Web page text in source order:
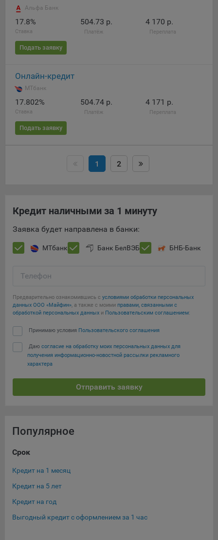
Альфа Банк
17.8%
Ставка
504.73 р.
Платёж
4 170 р.
Переплата
Подать заявку
Онлайн-кредит
МТбанк
17.802%
Ставка
504.74 р.
Платёж
4 171 р.
Переплата
Подать заявку
1 2
Кредит наличными за 1 минуту
Заявка будет направлена в банки:
МТбанк Банк БелВЭБ БНБ-Банк
Телефон
Предварительно ознакомившись с условиями обработки персональных
данных ООО «Майфин», а также с моими правами, связанными с
обработкой персональных данных и Пользовательским соглашением:
Принимаю условия Пользовательского соглашения
Даю согласие на обработку моих персональных данных для
получения информационно-новостной рассылки рекламного
характера
Отправить заявку
Популярное
Срок
Кредит на 1 месяц
Кредит на 5 лет
Кредит на год
Выгодный кредит с оформлением за 1 час